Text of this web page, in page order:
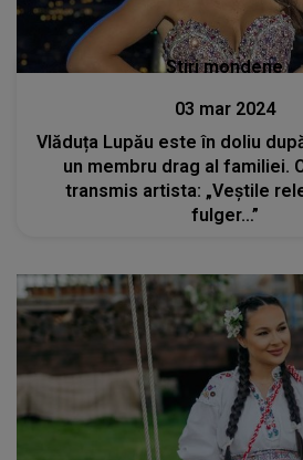
Stiri mondene
03 mar 2024
Vlăduța Lupău este în doliu
un membru drag al familiei.
transmis artista: „Veștile
fulger…”